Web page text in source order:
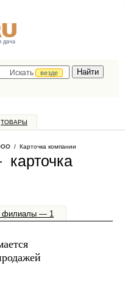
дача
Искать
везде
ТОВАРЫ
/ Карточка компании
— 1